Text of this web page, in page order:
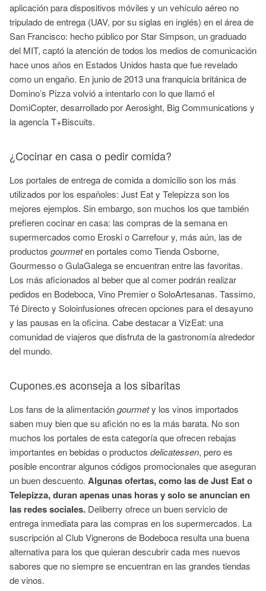
aplicación para dispositivos móviles y un vehículo aéreo no
tripulado de entrega (UAV, por su siglas en inglés) en el área de
San Francisco: hecho público por Star Simpson, un graduado
del MIT, captó la atención de todos los medios de comunicación
hace unos años en Estados Unidos hasta que fue revelado
como un engaño. En junio de 2013 una franquicia británica de
Domino’s Pizza volvió a intentarlo con lo que llamó el
DomiCopter, desarrollado por Aerosight, Big Communications y
la agencia T+Biscuits.
¿Cocinar en casa o pedir comida?
Los portales de entrega de comida a domicilio son los más
utilizados por los españoles: Just Eat y Telepizza son los
mejores ejemplos. Sin embargo, son muchos los que también
prefieren cocinar en casa: las compras de la semana en
supermercados como Eroski o Carrefour y, más aún, las de
productos gourmeten portales como Tienda Osborne,
Gourmesso o GulaGalega se encuentran entre las favoritas.
Los más aficionados al beber que al comer podrán realizar
pedidos en Bodeboca, Vino Premier o SoloArtesanas. Tassimo,
Té Directo y Soloinfusiones ofrecen opciones para el desayuno
y las pausas en la oficina. Cabe destacar a VizEat: una
comunidad de viajeros que disfruta de la gastronomía alrededor
del mundo.
Cupones.es aconseja a los sibaritas
Los fans de la alimentacióngourmety los vinos importados
saben muy bien que su afición no es la más barata. No son
muchos los portales de esta categoría que ofrecen rebajas
importantes en bebidas o productos delicatessen, pero es
posible encontrar algunos códigos promocionales que aseguran
un buen descuento. Algunas ofertas, como las de Just Eat o
Telepizza, duran apenas unas horas y solo se anuncian en
las redes sociales. Deliberry ofrece un buen servicio de
entrega inmediata para las compras en los supermercados. La
suscripción al Club Vignerons de Bodeboca resulta una buena
alternativa para los que quieran descubrir cada mes nuevos
sabores que no siempre se encuentran en las grandes tiendas
de vinos.